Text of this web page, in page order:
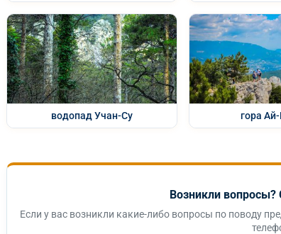
водопад Учан-Су гора
Возникли
Если у вас возникли какие-либо вопросы по поводу